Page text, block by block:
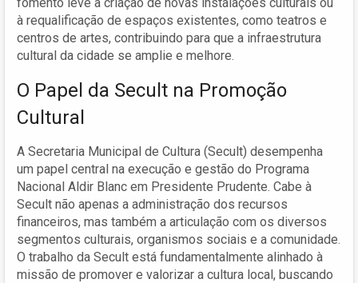
à requalificação de espaços existentes, como teatros e
centros de artes, contribuindo para que a infraestrutura
cultural da cidade se amplie e melhore.
O Papel da Secult na Promoção
Cultural
A Secretaria Municipal de Cultura (Secult) desempenha
um papel central na execução e gestão do Programa
Nacional Aldir Blanc em Presidente Prudente. Cabe à
Secult não apenas a administração dos recursos
financeiros, mas também a articulação com os diversos
segmentos culturais, organismos sociais e a comunidade.
O trabalho da Secult está fundamentalmente alinhado à
missão de promover e valorizar a cultura local, buscando